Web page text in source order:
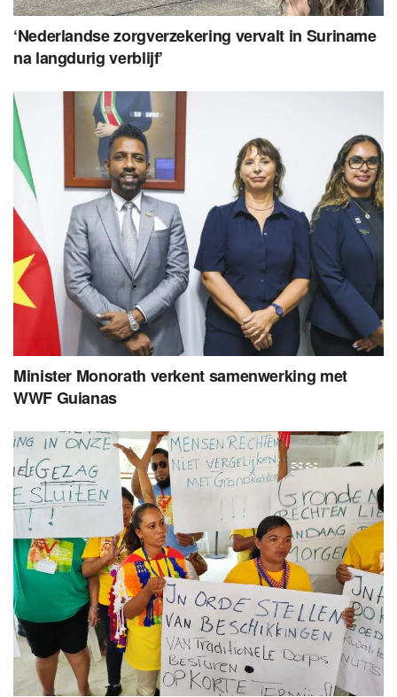
‘Nederlandse zorgverzekering vervalt in Suriname
na langdurig verblijf’
Minister Monorath verkent samenwerking met
WWF Guianas